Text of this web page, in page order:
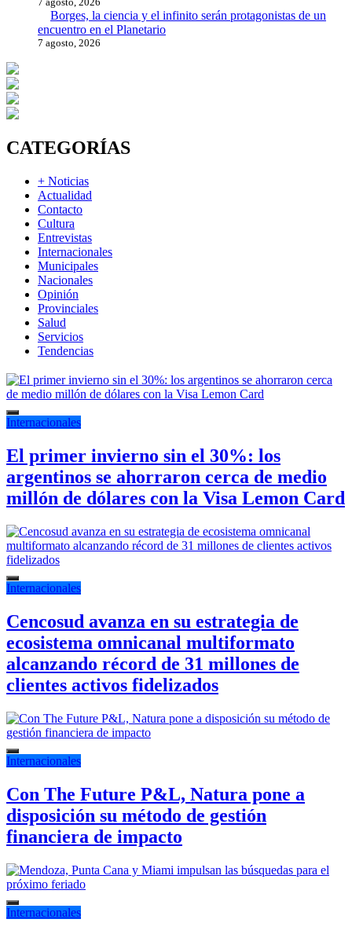
Borges, la ciencia y el infinito serán protagonistas de un
encuentro en el Planetario
7 agosto, 2026
CATEGORÍAS
+ Noticias
Actualidad
Contacto
Cultura
Entrevistas
Internacionales
Municipales
Nacionales
Opinión
Provinciales
Salud
Servicios
Tendencias
Internacionales
El primer invierno sin el 30%: los
argentinos se ahorraron cerca de medio
millón de dólares con la Visa Lemon Card
Internacionales
Cencosud avanza en su estrategia de
ecosistema omnicanal multiformato
alcanzando récord de 31 millones de
clientes activos fidelizados
Internacionales
Con The Future P&L, Natura pone a
disposición su método de gestión
financiera de impacto
Internacionales